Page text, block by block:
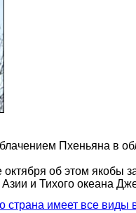
Пхеньяна в
об этом якобы
и Тихого океана
страна имеет все виды